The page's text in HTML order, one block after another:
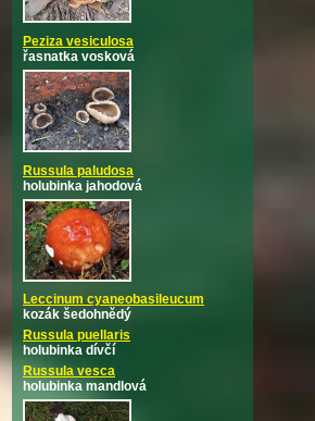
Peziza vesiculosa
řasnatka vosková
Russula paludosa
holubinka jahodová
Leccinum cyaneobasileucum
kozák šedohnědý
Russula puellaris
holubinka dívčí
Russula vesca
holubinka mandlová